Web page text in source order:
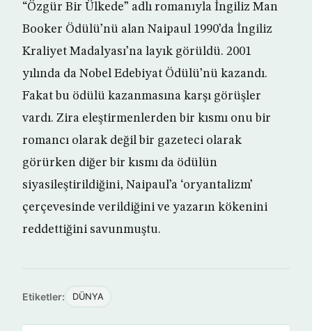
“Özgür Bir Ülkede” adlı romanıyla İngiliz Man
Booker Ödülü’nü alan Naipaul 1990’da İngiliz
Kraliyet Madalyası’na layık görüldü. 2001
yılında da Nobel Edebiyat Ödülü’nü kazandı.
Fakat bu ödülü kazanmasına karşı görüşler
vardı. Zira eleştirmenlerden bir kısmı onu bir
romancı olarak değil bir gazeteci olarak
görürken diğer bir kısmı da ödülün
siyasileştirildiğini, Naipaul’a ‘oryantalizm’
çerçevesinde verildiğini ve yazarın kökenini
reddettiğini savunmuştu.
Etiketler: DÜNYA